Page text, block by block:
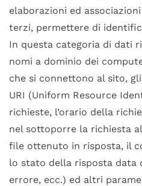
elaborazioni ed
terzi, permettere di
In questa categoria di dati
nomi a dominio dei
che si connettono al sito,
URI (Uniform Resource
richieste, l’orario della
nel sottoporre la richiesta
file ottenuto in risposta, il
lo stato della risposta data
errore, ecc.) ed altri